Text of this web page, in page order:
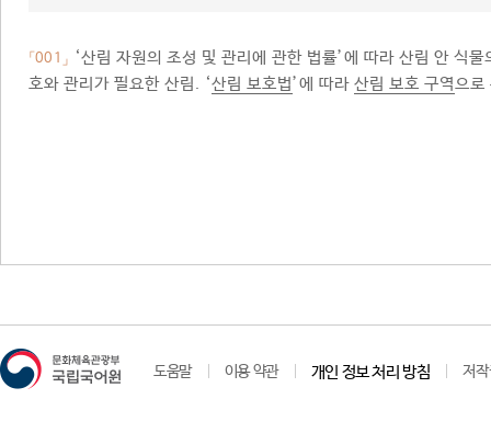
「001」 ‘산림 자원의 조성 및 관리에 관한 법률’에 따라 산림 안 식
호와 관리가 필요한 산림. ‘산림 보호법’에 따라 산림 보호 구역으로
도움말 이용 약관 개인 정보 처리 방침 저